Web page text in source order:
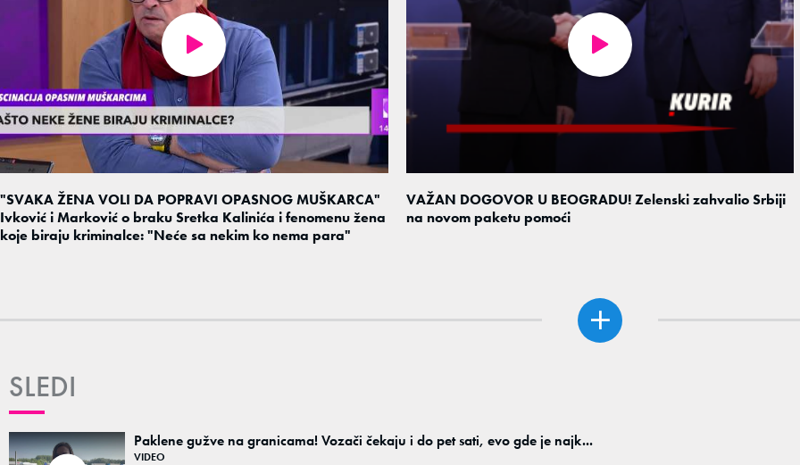
"SVAKA ŽENA VOLI DA POPRAVI OPASNOG MUŠKARCA"
Ivković i Marković o braku Sretka Kalinića i fenomenu žena
koje biraju kriminalce: "Neće sa nekim ko nema para"
VAŽAN DOGOVOR U BEOGRADU! Zelenski zahvalio Srbiji
na novom paketu pomoći
SLEDI
Paklene gužve na granicama! Vozači čekaju i do pet sati, evo gde je najk...
VIDEO